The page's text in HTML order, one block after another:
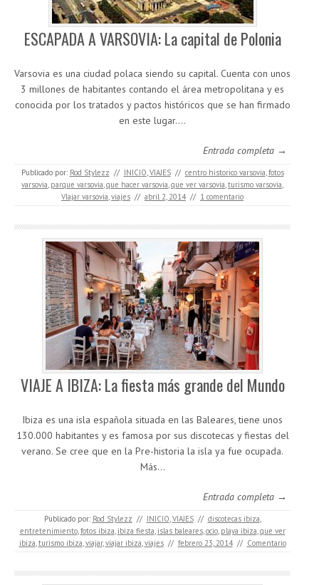
ESCAPADA A VARSOVIA: La capital de Polonia
Varsovia es una ciudad polaca siendo su capital. Cuenta con unos
3 millones de habitantes contando el área metropolitana y es
conocida por los tratados y pactos históricos que se han firmado
en este lugar.…
Entrada completa →
Publicado por: Rod Stylezz // INICIO,VIAJES // centro historico varsovia,fotos
varsovia, parque varsovia,que hacer varsovia,que ver varsovia,turismo varsovia,
VIajar varsovia,viajes // abril 2, 2014 // 1 comentario
VIAJE A IBIZA: La fiesta más grande del Mundo
Ibiza es una isla española situada en las Baleares, tiene unos
130.000 habitantes y es famosa por sus discotecas y fiestas del
verano. Se cree que en la Pre-historia la isla ya fue ocupada.
Más…
Entrada completa →
Publicado por: Rod Stylezz // INICIO,VIAJES // discotecas ibiza,
entretenimiento,fotos ibiza, ibiza fiesta, islas baleares,ocio, playa ibiza,que ver
ibiza,turismo ibiza,viajar,viajar ibiza,viajes // febrero 23, 2014 // Comentario